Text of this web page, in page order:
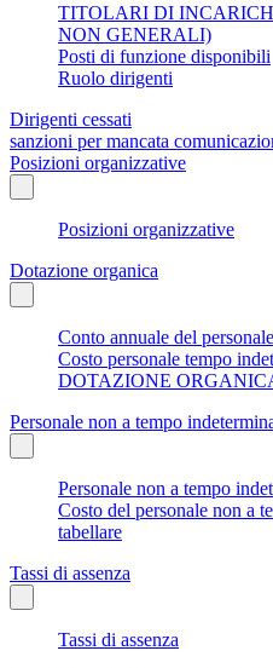
TITOLARI DI
NON GENERALI)
Posti di funzione disponibili
Ruolo dirigenti
Dirigenti cessati
sanzioni per mancata
Posizioni organizzative
Posizioni organizzative
Dotazione organica
Conto annuale del personale
Costo personale tempo
DOTAZIONE
Personale non a tempo
Personale non a tempo
Costo del personale non a
tabellare
Tassi di assenza
Tassi di assenza